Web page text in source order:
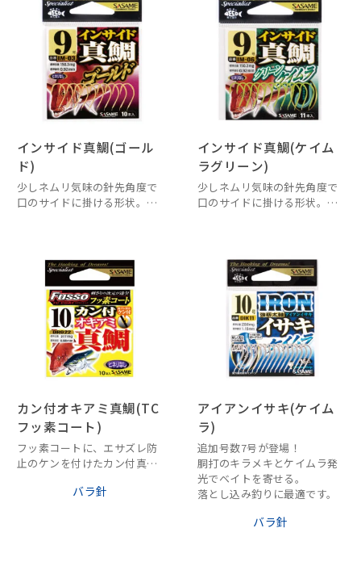
インサイド真鯛(ゴール
ド)
少しネムリ気味の針先角度で
口のサイドに掛ける形状。
インサイド真鯛(ケイム
ラグリーン)
少しネムリ気味の針先角度で
口のサイドに掛ける形状。
カン付オキアミ真鯛(TC
フッ素コート)
フッ素コートに、エサズレ防
止のケンを付けたカン付真鯛
バラ針
アイアンイサキ(ケイム
ラ)
追加号数7号が登場！
胴打のキラメキとケイムラ発
光でベイトを寄せる。
落とし込み釣りに最適です。
バラ針